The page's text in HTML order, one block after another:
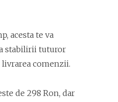
acesta te va
stabilirii tuturor
comenzii.
de 298 Ron, dar